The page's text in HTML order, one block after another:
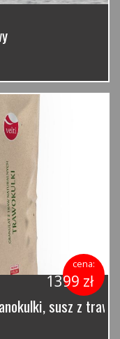
cena:
1399 zł
susz z traw